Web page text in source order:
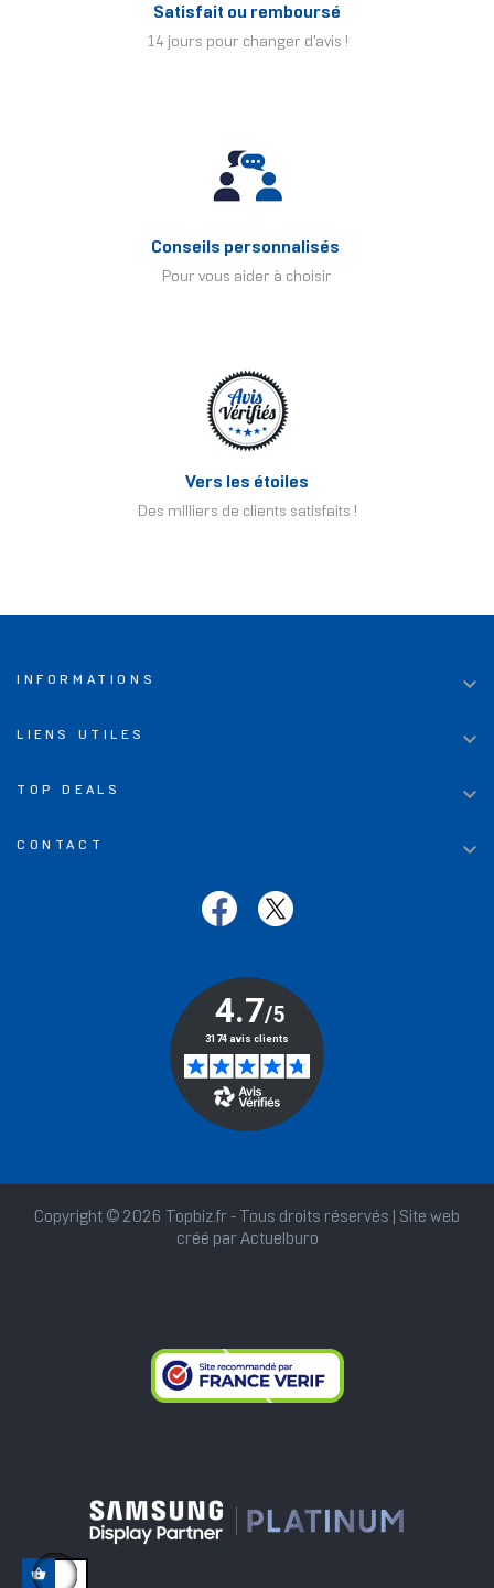
Satisfait ou remboursé
14 jours pour changer d'avis !
Conseils personnalisés
Pour vous aider à choisir
Vers les étoiles
Des milliers de clients satisfaits !
INFORMATIONS 
LIENS UTILES 
TOP DEALS 
CONTACT 
Copyright © 2026 Topbiz.fr - Tous droits réservés | Site web
créé par Actuelburo